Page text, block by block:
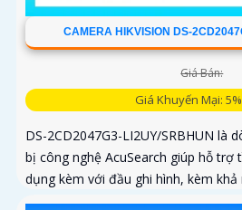
CAMERA HIKVISION DS-
Giá Bán:
Giá Khuyến Mại:
DS-2CD2047G3-LI2UY/SRBHUN là
bị công nghệ AcuSearch giúp hỗ trợ
dụng kèm với đầu ghi hình, kèm
sáng WDR 130dB, trang bị micro